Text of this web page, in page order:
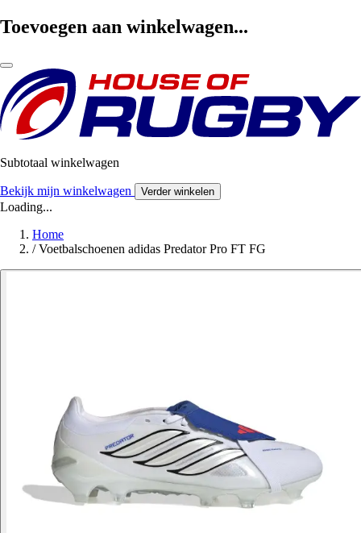
Toevoegen aan winkelwagen...
Subtotaal winkelwagen
Bekijk mijn winkelwagen Verder winkelen
Loading...
Home
/ Voetbalschoenen adidas Predator Pro FT FG